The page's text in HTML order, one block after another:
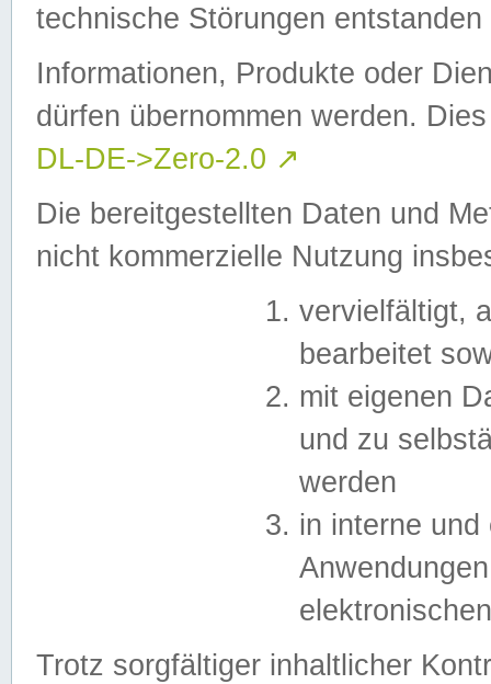
technische Störungen
Informationen, Produkte oder
dürfen übernommen werden.
DL-DE->Zero-2.0 ↗
Die bereitgestellten Daten und
nicht kommerzielle Nutzung
vervielfältigt,
bearbeitet
mit eigenen
und zu
werden
in interne
Trotz sorgfältiger inhaltlicher